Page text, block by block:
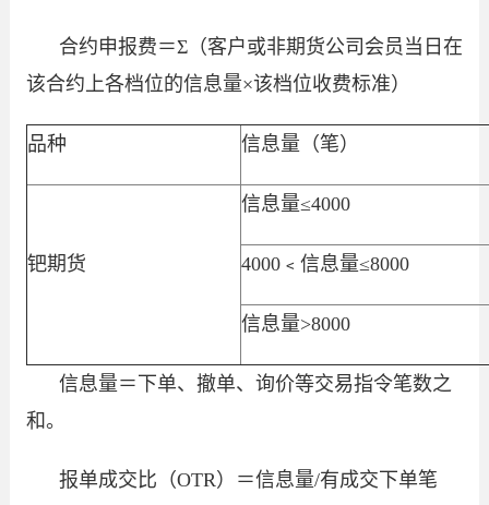
合约申报费＝Σ（客户或非期货公司会员当日在
该合约上各档位的信息量×该档位收费标准）
品种 信息量（笔）
钯期货
信息量≤4000
4000﹤信息量≤8000
信息量>8000
信息量＝下单、撤单、询价等交易指令笔数之
和。
报单成交比（OTR）＝信息量/有成交下单笔